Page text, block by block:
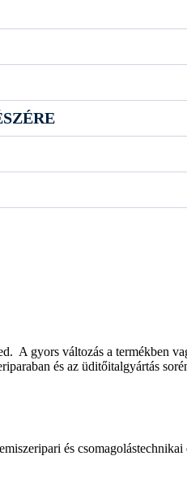
gyors változás a termékben
és az üditőitalgyártás
és csomagolástechnikai